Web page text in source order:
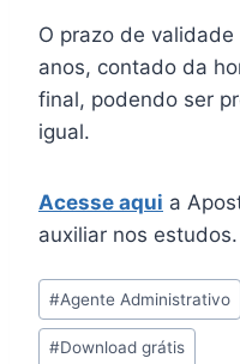
O prazo de
anos, contado da
final, podendo ser
igual.
Acesse aqui a
auxiliar nos estudos.
Tags
do
Post:
#Agente Administrativo
#Download grátis